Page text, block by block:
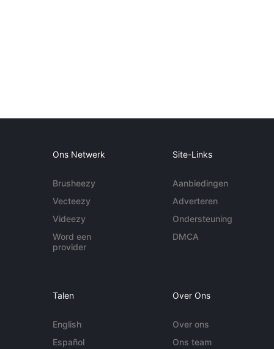
Ons Netwerk
Brusheezy
Vecteezy
Videezy
Word een
provider
Site-Links
Aanbiedingen
Adverteren
Ondersteuning
DMCA
Talen
English
Español
Over Ons
Over ons
Ons team